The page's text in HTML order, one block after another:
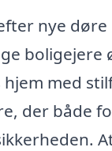
nye døre
boligejere
med
der både